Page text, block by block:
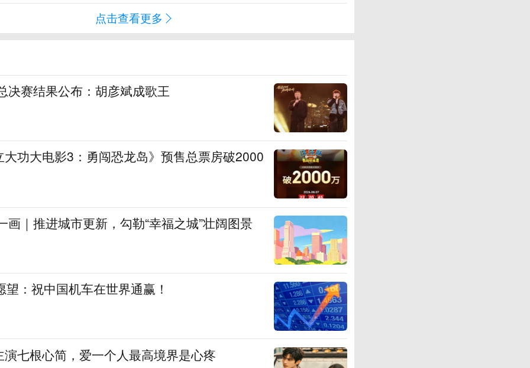
点击查看更多
决赛结果公布：胡彦斌成歌王
功大电影3：勇闯恐龙岛》预售总票房破2000
画｜推进城市更新，勾勒“幸福之城”壮阔图景
：祝中国机车在世界通赢！
七根心简，爱一个人最高境界是心疼